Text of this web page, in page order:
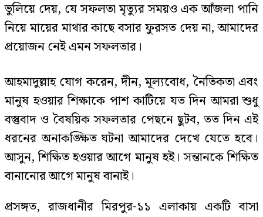
ভুলিয়ে দেয়, যে সফলতা মৃত্যুর সময়ও এক আঁজলা পানি
নিয়ে মায়ের মাথার কাছে বসার ফুরসত দেয় না, আমাদের
প্রয়োজন নেই এমন সফলতার।
আহমাদুল্লাহ যোগ করেন, দীন, মূল্যবোধ, নৈতিকতা এবং
মানুষ হওয়ার শিক্ষাকে পাশ কাটিয়ে যত দিন আমরা শুধু
বস্তুবাদ ও বৈষয়িক সফলতার পেছনে ছুটব, তত দিন এই
ধরনের অনাকঙ্ক্ষিত ঘটনা আমাদের দেখে যেতে হবে।
আসুন, শিক্ষিত হওয়ার আগে মানুষ হই। সন্তানকে শিক্ষিত
বানানোর আগে মানুষ বানাই।
প্রসঙ্গত, রাজধানীর মিরপুর-১১ এলাকায় একটি বাসা